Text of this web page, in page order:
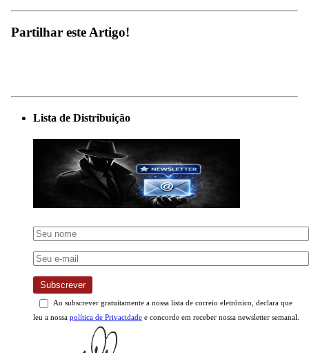
Partilhar este Artigo!
Lista de Distribuição
Subscrever
Ao subscrever gratuitamente a nossa lista de correio eletrónico, declara que
leu a nossa política de Privacidade e concorde em receber nossa newsletter semanal.